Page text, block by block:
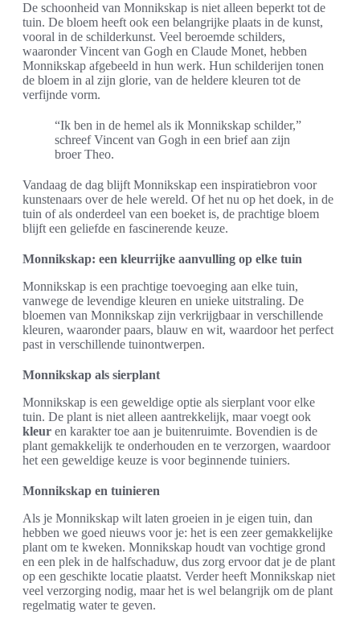
De schoonheid van Monnikskap is niet alleen beperkt tot de
tuin. De bloem heeft ook een belangrijke plaats in de kunst,
vooral in de schilderkunst. Veel beroemde schilders,
waaronder Vincent van Gogh en Claude Monet, hebben
Monnikskap afgebeeld in hun werk. Hun schilderijen tonen
de bloem in al zijn glorie, van de heldere kleuren tot de
verfijnde vorm.
“Ik ben in de hemel als ik Monnikskap schilder,”
schreef Vincent van Gogh in een brief aan zijn
broer Theo.
Vandaag de dag blijft Monnikskap een inspiratiebron voor
kunstenaars over de hele wereld. Of het nu op het doek, in de
tuin of als onderdeel van een boeket is, de prachtige bloem
blijft een geliefde en fascinerende keuze.
Monnikskap: een kleurrijke aanvulling op elke tuin
Monnikskap is een prachtige toevoeging aan elke tuin,
vanwege de levendige kleuren en unieke uitstraling. De
bloemen van Monnikskap zijn verkrijgbaar in verschillende
kleuren, waaronder paars, blauw en wit, waardoor het perfect
past in verschillende tuinontwerpen.
Monnikskap als sierplant
Monnikskap is een geweldige optie als sierplant voor elke
tuin. De plant is niet alleen aantrekkelijk, maar voegt ook
kleur en karakter toe aan je buitenruimte. Bovendien is de
plant gemakkelijk te onderhouden en te verzorgen, waardoor
het een geweldige keuze is voor beginnende tuiniers.
Monnikskap en tuinieren
Als je Monnikskap wilt laten groeien in je eigen tuin, dan
hebben we goed nieuws voor je: het is een zeer gemakkelijke
plant om te kweken. Monnikskap houdt van vochtige grond
en een plek in de halfschaduw, dus zorg ervoor dat je de plant
op een geschikte locatie plaatst. Verder heeft Monnikskap niet
veel verzorging nodig, maar het is wel belangrijk om de plant
regelmatig water te geven.